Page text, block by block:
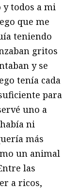
todos a mi
que me
teniendo
gritos
y se
tenía cada
para
uno a
ni
más
un animal
las
a ricos,